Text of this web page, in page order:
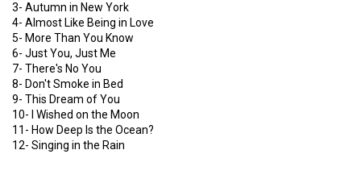
3- Autumn in New York
4- Almost Like Being in Love
5- More Than You Know
6- Just You, Just Me
7- There's No You
8- Don't Smoke in Bed
9- This Dream of You
10- I Wished on the Moon
11- How Deep Is the Ocean?
12- Singing in the Rain